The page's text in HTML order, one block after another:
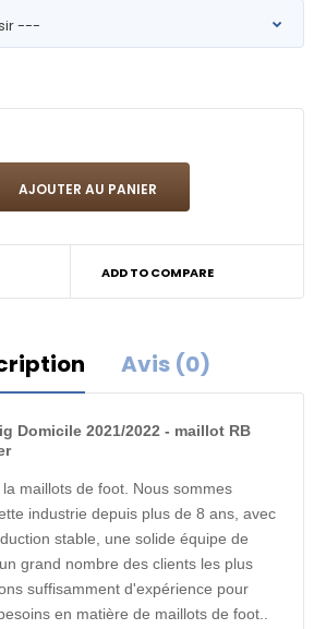
ADD TO COMPARE
Avis (0)
Domicile 2021/2022 - maillot RB
maillots de foot. Nous sommes
industrie depuis plus de 8 ans, avec
stable, une solide équipe de
grand nombre des clients les plus
suffisamment d'expérience pour
en matière de maillots de foot..